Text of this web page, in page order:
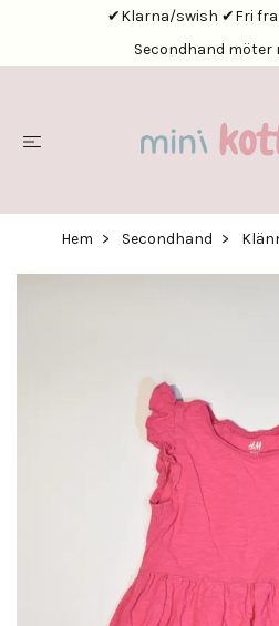
✔Klarna/swish ✔Fri
Secondhand
Hem Secondhand